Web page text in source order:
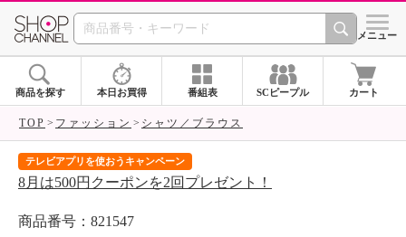
SHOP CHANNEL シメニュー
商品を探す 本日お買得 番組表 SCピープル カート
TOP ファッション シャツ／ブラウス
テレビアプリを使おうキャンペーン
8月は500円クーポンを2回プレゼント！
商品番号：821547